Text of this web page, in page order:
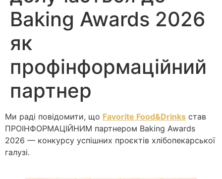
Baking Awards 2026
як
профінформаційний
партнер
Ми раді повідомити, що Favorite Food&Drinks став
ПРОІНФОРМАЦІЙНИМ партнером Baking Awards
2026 — конкурсу успішних проєктів хлібопекарської
галузі.